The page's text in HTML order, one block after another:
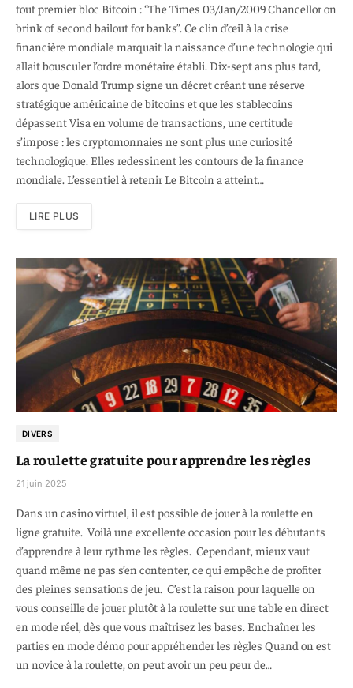
tout premier bloc Bitcoin : “The Times 03/Jan/2009 Chancellor on
brink of second bailout for banks”. Ce clin d’œil à la crise
financière mondiale marquait la naissance d’une technologie qui
allait bousculer l’ordre monétaire établi. Dix-sept ans plus tard,
alors que Donald Trump signe un décret créant une réserve
stratégique américaine de bitcoins et que les stablecoins
dépassent Visa en volume de transactions, une certitude
s’impose : les cryptomonnaies ne sont plus une curiosité
technologique. Elles redessinent les contours de la finance
mondiale. L’essentiel à retenir Le Bitcoin a atteint…
LIRE PLUS
DIVERS
La roulette gratuite pour apprendre les règles
21 juin 2025
Dans un casino virtuel, il est possible de jouer à la roulette en
ligne gratuite. Voilà une excellente occasion pour les débutants
d’apprendre à leur rythme les règles. Cependant, mieux vaut
quand même ne pas s’en contenter, ce qui empêche de profiter
des pleines sensations de jeu. C’est la raison pour laquelle on
vous conseille de jouer plutôt à la roulette sur une table en direct
en mode réel, dès que vous maîtrisez les bases. Enchaîner les
parties en mode démo pour appréhender les règles Quand on est
un novice à la roulette, on peut avoir un peu peur de…